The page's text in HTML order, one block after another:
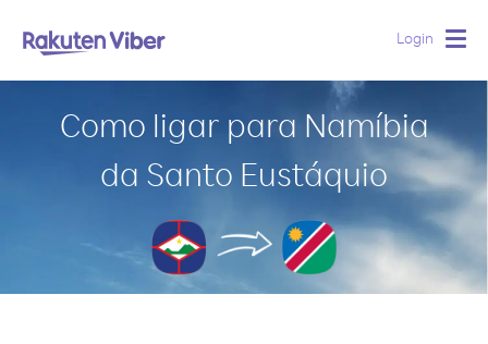
Login
Como ligar para Namíbia
da Santo Eustáquio